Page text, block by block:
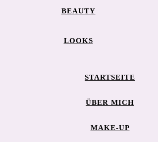
BEAUTY
LOOKS
STARTSEITE
ÜBER MICH
MAKE-UP